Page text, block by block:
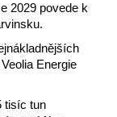
2029 povede k
Energie
tisíc tun